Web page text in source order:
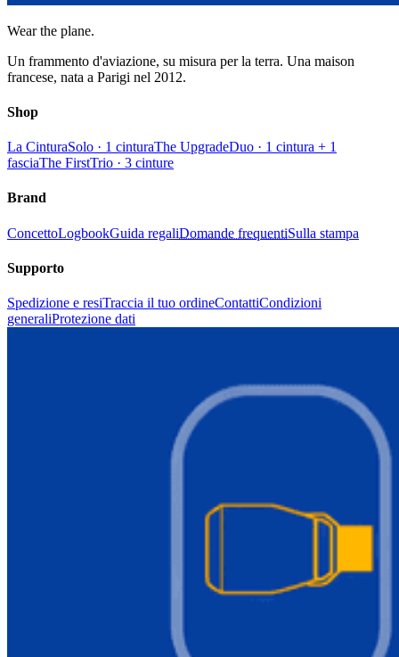
Wear the plane.
Un frammento d'aviazione, su misura per la terra. Una maison
francese, nata a Parigi nel 2012.
Shop
La CinturaSolo · 1 cinturaThe UpgradeDuo · 1 cintura + 1
fasciaThe FirstTrio · 3 cinture
Brand
ConcettoLogbookGuida regaliDomande frequentiSulla stampa
Supporto
Spedizione e resiTraccia il tuo ordineContattiCondizioni
generaliProtezione dati